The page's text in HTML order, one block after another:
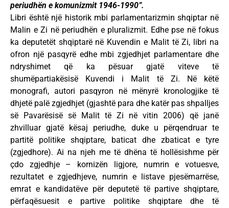
periudhën e komunizmit 1946-1990”.
Libri është një historik mbi parlamentarizmin shqiptar në
Malin e Zi në periudhën e pluralizmit. Edhe pse në fokus
ka deputetët shqiptarë në Kuvendin e Malit të Zi, libri na
ofron një pasqyrë edhe mbi zgjedhjet parlamentare dhe
ndryshimet që ka pësuar gjatë viteve të
shumëpartiakësisë Kuvendi i Malit të Zi. Në këtë
monografi, autori pasqyron në mënyrë kronologjike të
dhjetë palë zgjedhjet (gjashtë para dhe katër pas shpalljes
së Pavarësisë së Malit të Zi në vitin 2006) që janë
zhvilluar gjatë kësaj periudhe, duke u përqendruar te
partitë politike shqiptare, baticat dhe zbaticat e tyre
(zgjedhore). Ai na njeh me të dhëna të hollësishme për
çdo zgjedhje – kornizën ligjore, numrin e votuesve,
rezultatet e zgjedhjeve, numrin e listave pjesëmarrëse,
emrat e kandidatëve për deputetë të partive shqiptare,
përfaqësuesit e partive politike shqiptare dhe të